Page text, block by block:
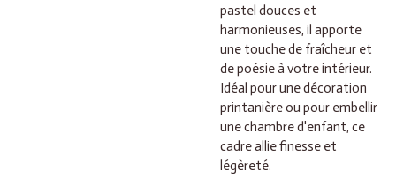
pastel douces et
harmonieuses, il apporte
une touche de fraîcheur et
de poésie à votre intérieur.
Idéal pour une décoration
printanière ou pour embellir
une chambre d'enfant, ce
cadre allie finesse et
légèreté.